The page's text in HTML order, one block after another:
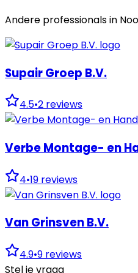
Andere professionals in
Supair Groep B.V.
4.5•2 reviews
Verbe Montage- en
4•19 reviews
Van Grinsven B.V.
4.9•9 reviews
Stel je vraag